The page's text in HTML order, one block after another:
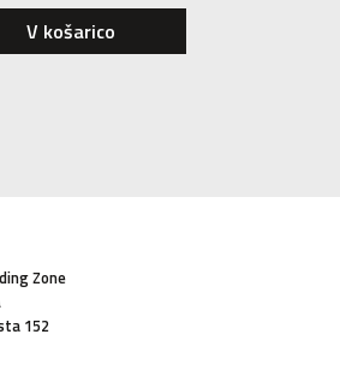
V košarico
Zone
152